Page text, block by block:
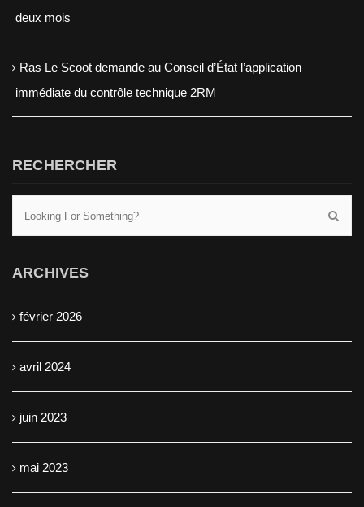
deux mois
Ras Le Scoot demande au Conseil d’État l’application
immédiate du contrôle technique 2RM
RECHERCHER
ARCHIVES
février 2026
avril 2024
juin 2023
mai 2023